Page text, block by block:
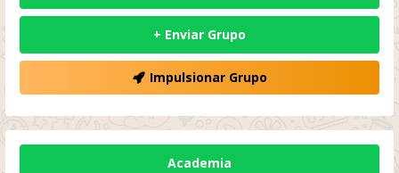
+ Enviar Grupo
Impulsionar Grupo
Academia